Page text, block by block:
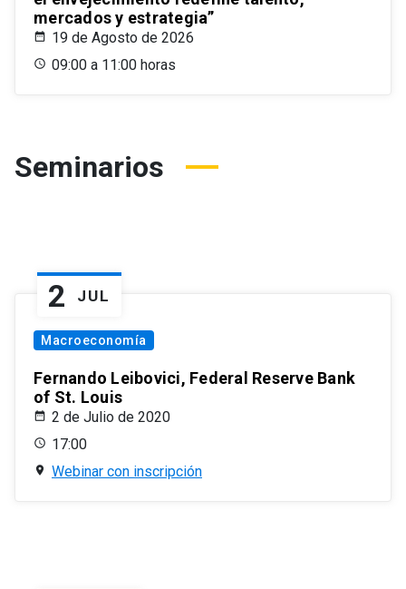
mercados y estrategia”
19 de Agosto de 2026
09:00 a 11:00 horas
Seminarios
2 JUL
Macroeconomía
Fernando Leibovici, Federal Reserve Bank
of St. Louis
2 de Julio de 2020
17:00
Webinar con inscripción